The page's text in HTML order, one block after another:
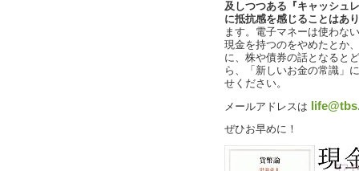
及しつつある『キャッシュ
に抵抗感を感じることはあ
ます。電子マネーは使わな
現金を持つのをやめたとか
に、株や債券の話となると
ら、「新しいお金の常識」
せください。
メールアドレスは
ぜひお早めに！